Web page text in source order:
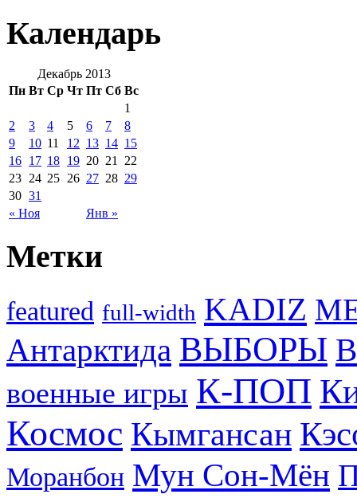
Календарь
Декабрь 2013
Пн Вт Ср Чт Пт Сб Вс
« Ноя Янв »
1
2
3 4 5 6 7
8
9
10 11 12 13 14 15
16 17 18 19 20 21
22
23 24 25 26 27 28 29
30 31
Метки
featured full-width KADIZ
Антарктида ВЫБОРЫ
военные игры К-ПОП
Космос Кымгансан
Моранбон Мун Сон-Мён